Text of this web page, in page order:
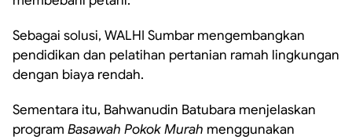
Sebagai solusi, WALHI Sumbar mengembangkan
pendidikan dan pelatihan pertanian ramah lingkungan
dengan biaya rendah.
Sementara itu, Bahwanudin Batubara menjelaskan
program Basawah Pokok Murah menggunakan